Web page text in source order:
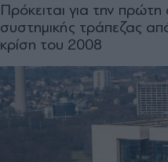
Πρόκειται για την
συστημικής τράπεζας
κρίση του 2008